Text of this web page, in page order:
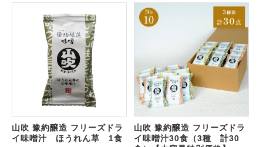
山吹 豫約醸造 フリーズドラ
イ味噌汁 ほうれん草 1食
山吹 豫約醸造 フリーズドラ
イ味噌汁30食（3種 計30